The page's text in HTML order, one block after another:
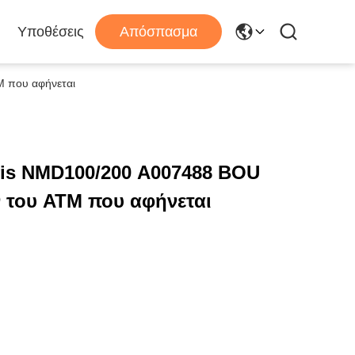
Υποθέσεις Απόσπασμα
που αφήνεται
NMD100/200 A007488 BOU
ATM που αφήνεται